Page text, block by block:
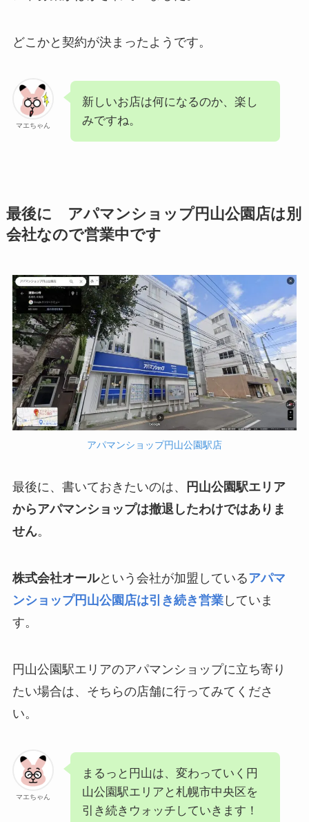
どこかと契約が決まったようです。
マエちゃん
新しいお店は何になるのか、楽し
みですね。
最後に アパマンショップ円山公園店は別
会社なので営業中です
アパマンショップ円山公園駅店
最後に、書いておきたいのは、
円山公園駅エリア
からアパマンショップは撤退したわけではありま
せん。
株式会社オールという会社が加盟しているアパマ
ンショップ円山公園店は引き続き営業していま
す。
円山公園駅エリアのアパマンショップに立ち寄り
たい場合は、そちらの店舗に行ってみてくださ
い。
マエちゃん
まるっと円山は、変わっていく円
山公園駅エリアと札幌市中央区を
引き続きウォッチしていきます！